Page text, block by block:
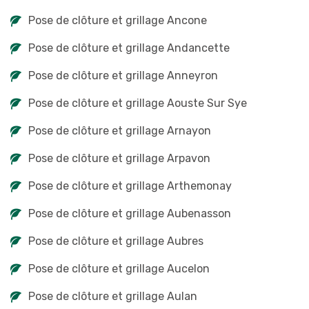
Pose de clôture et grillage Ancone
Pose de clôture et grillage Andancette
Pose de clôture et grillage Anneyron
Pose de clôture et grillage Aouste Sur Sye
Pose de clôture et grillage Arnayon
Pose de clôture et grillage Arpavon
Pose de clôture et grillage Arthemonay
Pose de clôture et grillage Aubenasson
Pose de clôture et grillage Aubres
Pose de clôture et grillage Aucelon
Pose de clôture et grillage Aulan